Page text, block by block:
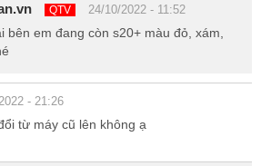
QTV 24/10/2022 - 11:52
bên em đang còn s20+ màu đỏ, xám,
- 21:26
từ máy cũ lên không ạ